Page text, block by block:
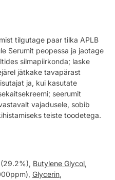
tilgutage paar tilka APLB
Serumit peopessa ja jaotage
silmapiirkonda; laske
jätkake tavapärast
ja, kui kasutate
seerumit
vajadusele, sobib
teiste toodetega.
Butylene Glycol,
Glycerin,